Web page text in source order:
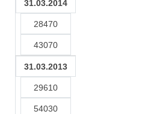
31.03.2014
28470
43070
31.03.2013
29610
54030